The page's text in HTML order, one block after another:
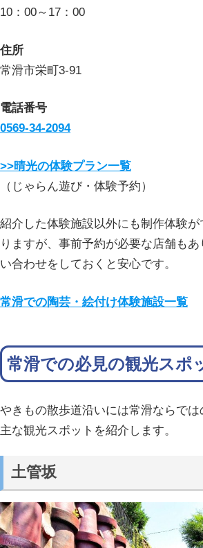
10：00～17：00
住所
常滑市栄町3-91
電話番号
0569-34-2094
>>晴光の体験プラン一覧
（じゃらん遊び・体験予約）
紹介した体験施設以外にも制作体験
りますが、事前予約が必要な店舗も
い合わせをしておくと安心です。
常滑での陶芸・絵付け体験施設一覧
常滑での必見の観光スポ
やきもの散歩道沿いには常滑ならでは
主な観光スポットを紹介します。
土管坂